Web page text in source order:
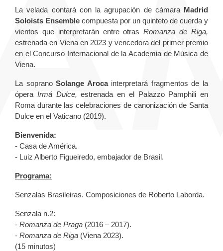
La velada contará con la agrupación de cámara Madrid
Soloists Ensemble compuesta por un quinteto de cuerda y
vientos que interpretarán entre otrasRomanza de Riga,
estrenada en Viena en 2023 y vencedora del primer premio
en el Concurso Internacional de la Academia de Música de
Viena.
La sopranoSolange Arocainterpretará fragmentos de la
ópera Irmá Dulce,estrenada en el Palazzo Pamphili en
Roma durante las celebraciones de canonización de Santa
Dulce en el Vaticano (2019).
Bienvenida:
- Casa de América.
- Luiz Alberto Figueiredo, embajador de Brasil.
Programa:
Senzalas Brasileiras. Composiciones de Roberto Laborda.
Senzala n.2:
- Romanza de Praga (2016 – 2017).
- Romanza de Riga (Viena 2023).
(15 minutos)